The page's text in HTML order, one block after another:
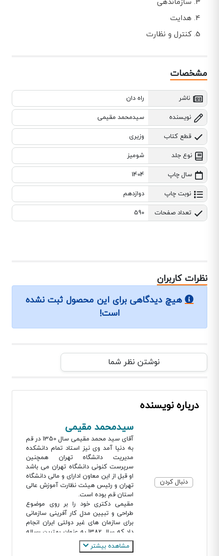
سازماندهی
هدایت
کنترل و نظارت
مشخصات
ناشر راه دان
نویسنده سیدمحمد مقیمی
قطع کتاب وزیری
نوع جلد شومیز
سال چاپ 1404
نوبت چاپ دوازدهم
تعداد صفحات 590
نظرات کاربران
هیچ دیدگاهی برای این محصول ثبت نشده
است!
نوشتن نظر شما
درباره نویسنده
دنبال کردن
سیدمحمد مقیمی
آقای سید محمد مقیمی سال 1350 در قم
به دنیا آمد وی نیز استاد تمام دانشکده
مدیریت دانشگاه تهران همچنین
سرپرست کنونی دانشگاه تهران می باشد
او قبل از این معاون ادارای و مالی دانشگاه
تهران و رئیس هیئت نظارت آموزش عالی
استان قم بوده است.
مقیمی دکتری خود را بر روی موضوع
طراحی و تبیین مدل کار آفرینی سازمانی
برای سازمان های غیر دولتی ایران انجام
داد که سال 1382 به عنوان بهترین رساله
دکتری سال معرفی شد همچنین او
موسس کرسی کارآفرینی یونسکو در
مشاهده بیشتر